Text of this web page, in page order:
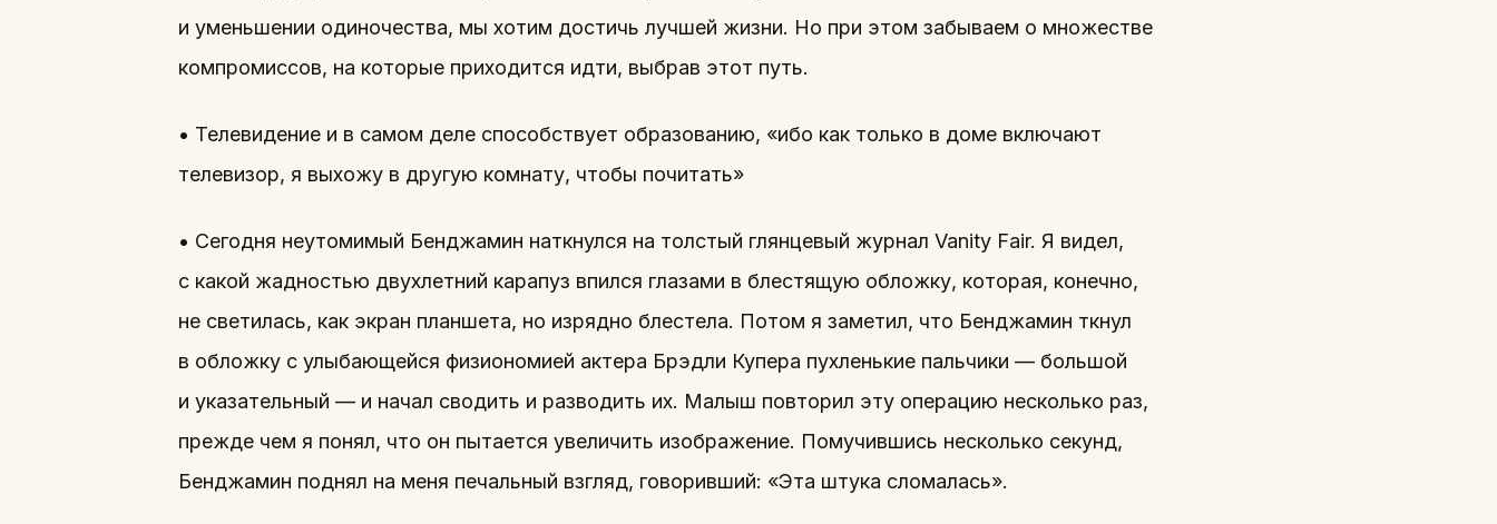
и уменьшении одиночества, мы хотим достичь лучшей жизни. Но при этом забываем о множестве
компромиссов, на которые приходится идти, выбрав этот путь.
• Телевидение и в самом деле способствует образованию, «ибо как только в доме включают
телевизор, я выхожу в другую комнату, чтобы почитать»
• Сегодня неутомимый Бенджамин наткнулся на толстый глянцевый журнал Vanity Fair. Я видел,
с какой жадностью двухлетний карапуз впился глазами в блестящую обложку, которая, конечно,
не светилась, как экран планшета, но изрядно блестела. Потом я заметил, что Бенджамин ткнул
в обложку с улыбающейся физиономией актера Брэдли Купера пухленькие пальчики — большой
и указательный — и начал сводить и разводить их. Малыш повторил эту операцию несколько раз,
прежде чем я понял, что он пытается увеличить изображение. Помучившись несколько секунд,
Бенджамин поднял на меня печальный взгляд, говоривший: «Эта штука сломалась».